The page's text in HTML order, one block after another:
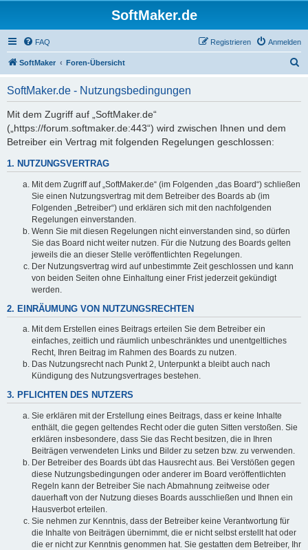
SoftMaker.de
FAQ Anmelden
Registrieren
SoftMaker Foren-Übersicht
SoftMaker.de - Nutzungsbedingungen
Mit dem Zugriff auf „SoftMaker.de“
(„https://forum.softmaker.de:443“) wird zwischen Ihnen und dem
Betreiber ein Vertrag mit folgenden Regelungen geschlossen:
1. NUTZUNGSVERTRAG
Mit dem Zugriff auf „SoftMaker.de“ (im Folgenden „das Board“) schließen
Sie einen Nutzungsvertrag mit dem Betreiber des Boards ab (im
Folgenden „Betreiber“) und erklären sich mit den nachfolgenden
Regelungen einverstanden.
Wenn Sie mit diesen Regelungen nicht einverstanden sind, so dürfen
Sie das Board nicht weiter nutzen. Für die Nutzung des Boards gelten
jeweils die an dieser Stelle veröffentlichten Regelungen.
Der Nutzungsvertrag wird auf unbestimmte Zeit geschlossen und kann
von beiden Seiten ohne Einhaltung einer Frist jederzeit gekündigt
werden.
2. EINRÄUMUNG VON NUTZUNGSRECHTEN
Mit dem Erstellen eines Beitrags erteilen Sie dem Betreiber ein
einfaches, zeitlich und räumlich unbeschränktes und unentgeltliches
Recht, Ihren Beitrag im Rahmen des Boards zu nutzen.
Das Nutzungsrecht nach Punkt 2, Unterpunkt a bleibt auch nach
Kündigung des Nutzungsvertrages bestehen.
3. PFLICHTEN DES NUTZERS
Sie erklären mit der Erstellung eines Beitrags, dass er keine Inhalte
enthält, die gegen geltendes Recht oder die guten Sitten verstoßen. Sie
erklären insbesondere, dass Sie das Recht besitzen, die in Ihren
Beiträgen verwendeten Links und Bilder zu setzen bzw. zu verwenden.
Der Betreiber des Boards übt das Hausrecht aus. Bei Verstößen gegen
diese Nutzungsbedingungen oder anderer im Board veröffentlichten
Regeln kann der Betreiber Sie nach Abmahnung zeitweise oder
dauerhaft von der Nutzung dieses Boards ausschließen und Ihnen ein
Hausverbot erteilen.
Sie nehmen zur Kenntnis, dass der Betreiber keine Verantwortung für
die Inhalte von Beiträgen übernimmt, die er nicht selbst erstellt hat oder
die er nicht zur Kenntnis genommen hat. Sie gestatten dem Betreiber, Ihr